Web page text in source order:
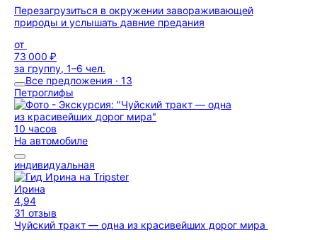
Перезагрузиться в окружении завораживающей
природы и услышать давние предания
от
73 000 ₽
за группу, 1–6 чел.
Все предложения · 13
Петроглифы
10 часов
На автомобиле
индивидуальная
Ирина
4,94
31 отзыв
Чуйский тракт — одна из красивейших дорог мира